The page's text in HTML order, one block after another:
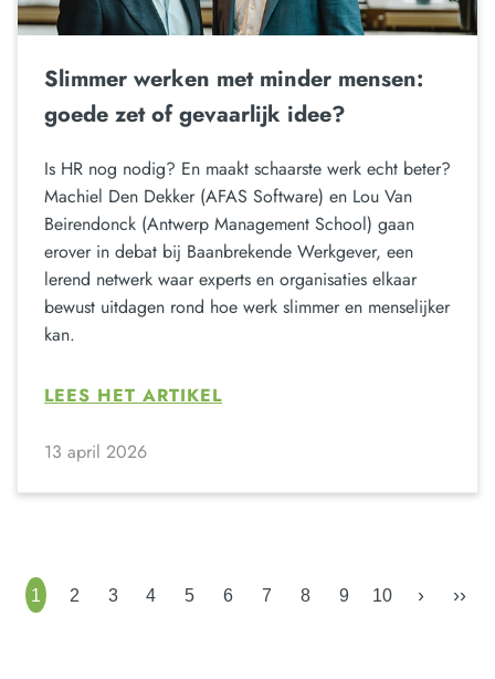
Slimmer werken met minder mensen:
goede zet of gevaarlijk idee?
Is HR nog nodig? En maakt schaarste werk echt beter?
Machiel Den Dekker (AFAS Software) en Lou Van
Beirendonck (Antwerp Management School) gaan
erover in debat bij Baanbrekende Werkgever, een
lerend netwerk waar experts en organisaties elkaar
bewust uitdagen rond hoe werk slimmer en menselijker
kan.
LEES HET ARTIKEL
13 april 2026
1 2 3 4 5 6 7 8 9 10 › ››